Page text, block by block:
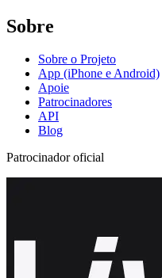
Sobre
Sobre o Projeto
App (iPhone e Android)
Apoie
Patrocinadores
API
Blog
Patrocinador oficial